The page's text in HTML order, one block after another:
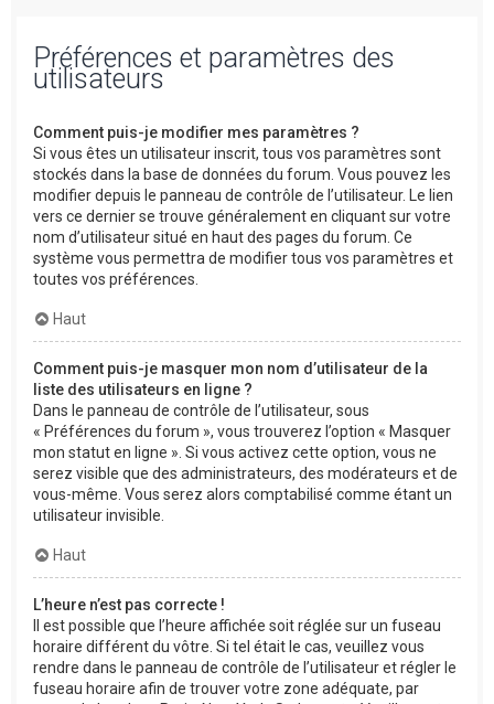
Préférences et paramètres des
utilisateurs
Comment puis-je modifier mes paramètres ?
Si vous êtes un utilisateur inscrit, tous vos paramètres sont
stockés dans la base de données du forum. Vous pouvez les
modifier depuis le panneau de contrôle de l’utilisateur. Le lien
vers ce dernier se trouve généralement en cliquant sur votre
nom d’utilisateur situé en haut des pages du forum. Ce
système vous permettra de modifier tous vos paramètres et
toutes vos préférences.
Haut
Comment puis-je masquer mon nom d’utilisateur de la
liste des utilisateurs en ligne ?
Dans le panneau de contrôle de l’utilisateur, sous
« Préférences du forum », vous trouverez l’option « Masquer
mon statut en ligne ». Si vous activez cette option, vous ne
serez visible que des administrateurs, des modérateurs et de
vous-même. Vous serez alors comptabilisé comme étant un
utilisateur invisible.
Haut
L’heure n’est pas correcte !
Il est possible que l’heure affichée soit réglée sur un fuseau
horaire différent du vôtre. Si tel était le cas, veuillez vous
rendre dans le panneau de contrôle de l’utilisateur et régler le
fuseau horaire afin de trouver votre zone adéquate, par